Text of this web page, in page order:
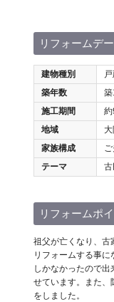
リフォームデ
建物種別
築年数
施工期間
約
地域
家族構成
テーマ
古
リフォームポ
祖父が亡くなり、古
リフォームする事
しかなかったので
せています。また、
をしました。